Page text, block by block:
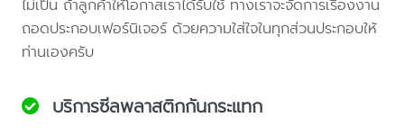
ไม่เป็น ถ้าลูกค้าให้โอกาสเราได้รับใช้ ทางเราจะจัดการเรื่องงาน
ถอดประกอบเฟอร์นิเจอร์ ด้วยความใส่ใจในทุกส่วนประกอบให้
ท่านเองครับ
บริการซีลพลาสติกกันกระแทก